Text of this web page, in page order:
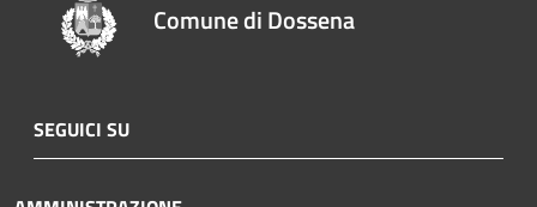
Comune di Dossena
SEGUICI SU